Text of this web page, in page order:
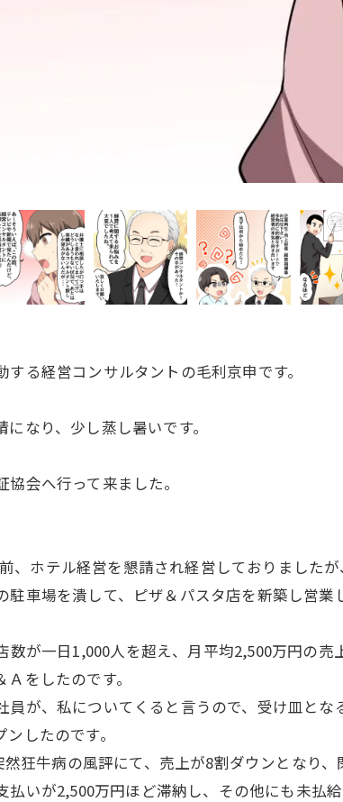
る経営コンサルタントの毛利京申です。
なり、少し蒸し暑いです。
会へ行って来ました。
、ホテル経営を懇請され経営しておりました
車場を潰して、ピザ＆パスタ店を新築し営業
数が一日1,000人を超え、月平均2,500万円の
をしたのです。
員が、私についてくると言うので、受け皿と
したのです。
狂牛病の風評にて、売上が8割ダウンとなり
払いが2,500万円ほど滞納し、その他にも未払